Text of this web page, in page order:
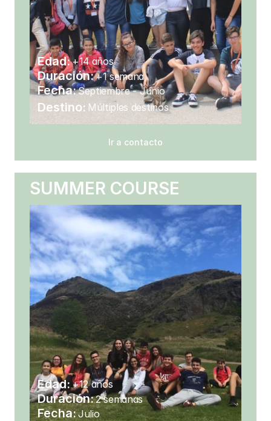
Edad:+14 años
Destino: Múltiples destinos
Fecha: Septiembre - Junio
Duración:+1 semana
Ir a contacto
SUMMER COURSE
Edad: +12 años
Fecha: Julio
Duración:2 semanas